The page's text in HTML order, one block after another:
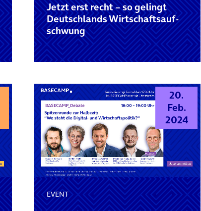
Jetzt erst recht – so gelingt
Deutschlands Wirtschaftsauf­
schwung
20.
Feb.
2024
EVENT